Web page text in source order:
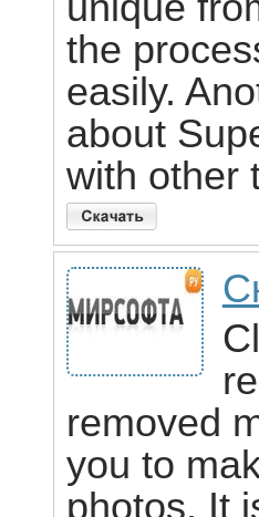
the
easily.
about
with other
removed
you to
photos. It